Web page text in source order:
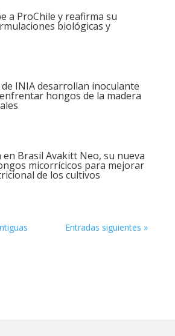
a ProChile y reafirma su
biológicas y
INIA desarrollan inoculante
hongos de la madera
en Brasil Avakitt Neo, su nueva
micorrícicos para mejorar
de los cultivos
Entradas siguientes »